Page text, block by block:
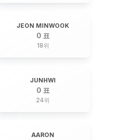
JEON MINWOOK
0 표
18위
JUNHWI
0 표
24위
AARON